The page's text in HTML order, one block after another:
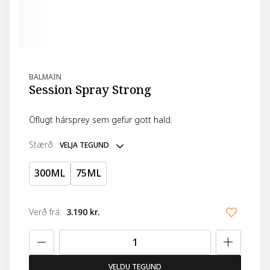
BALMAIN
Session Spray Strong
Öflugt hársprey sem gefur gott hald.
stærð: VELJA TEGUND
300ML 75ML
Verð frá: 3.190 kr.
VELDU TEGUND